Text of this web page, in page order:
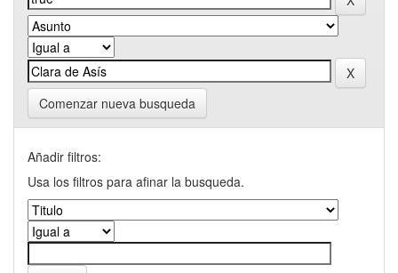
Comenzar nueva busqueda
Añadir filtros:
Usa los filtros para afinar la busqueda.